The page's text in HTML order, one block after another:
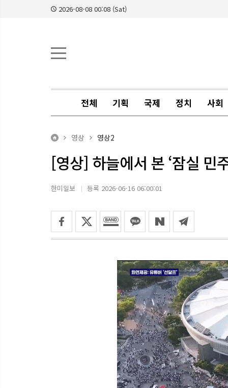
2026-08-08 00:08 (Sat)
전체 기획 국제 정치 사회
영상 영상2
[영상] 하늘에서 본 ‘잠실 민
한미일보 등록 2026-06-16 06:00:01